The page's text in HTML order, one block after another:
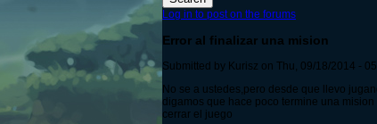
Log in to post on the forums
Error al finalizar una mision
Submitted by Kurisz on Thu, 09/18/2014 -
No se a ustedes,pero desde que llevo
digamos que hace poco termine una
cerrar el juego